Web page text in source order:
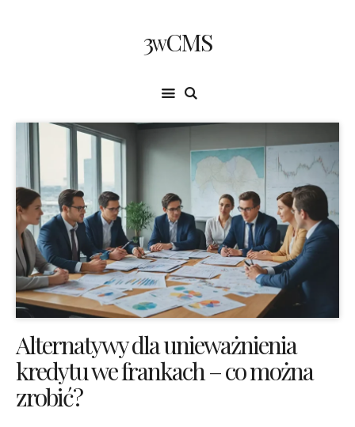
3wCMS
Alternatywy dla unieważnienia
kredytu we frankach – co można
zrobić?